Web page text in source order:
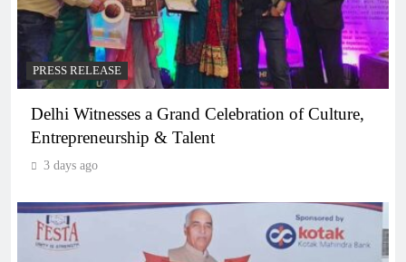
PRESS RELEASE
Delhi Witnesses a Grand Celebration of Culture,
Entrepreneurship & Talent
3 days ago